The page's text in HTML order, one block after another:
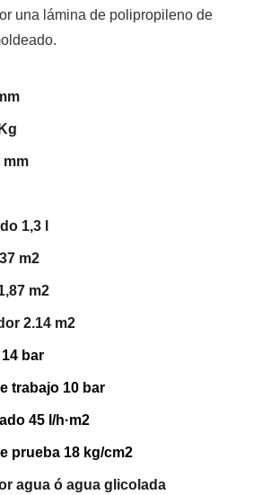
una lámina de polipropileno de
mm
1,3 l
m2
m2
2.14 m2
bar
trabajo 10 bar
45 l/h·m2
prueba 18 kg/cm2
agua ó agua glicolada